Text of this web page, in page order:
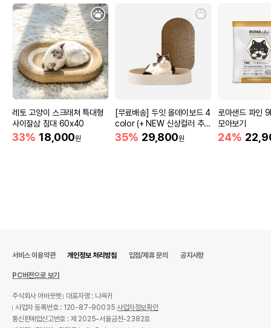
레토 고양이 스크래쳐 특대형
사이잘삼 침대 60x40
33% 18,000원
[무료배송] 두잇 올데이보드 4
color (+ NEW 신상컬러 추
가)
35% 29,800원
로마샌드 파인
모아보기
24%
서비스 이용약관 개인정보 처리방침 입점/제휴 문의 공지사항
PC버전으로 보기
주식회사 어바웃펫
대표자명 : 나옥귀
사업자 등록번호 : 120-87-90035사업자정보확인
통신판매업신고번호 : 제 2025-서울금천-2382호